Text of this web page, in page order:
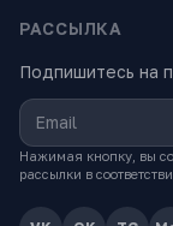
РАССЫЛКА
Подпишитесь на
Нажимая кнопку, вы
рассылки в